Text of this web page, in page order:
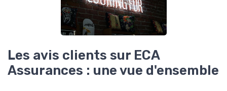
Les avis clients sur ECA
Assurances : une vue d'ensemble